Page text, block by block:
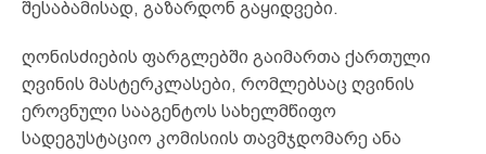
შესაბამისად, გაზარდონ გაყიდვები.
ღონისძიების ფარგლებში გაიმართა ქართული
ღვინის მასტერკლასები, რომლებსაც ღვინის
ეროვნული სააგენტოს სახელმწიფო
სადეგუსტაციო კომისიის თავმჯდომარე ანა